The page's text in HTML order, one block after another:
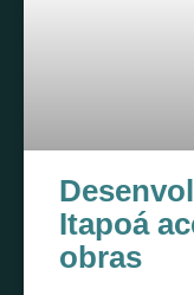
Itapoá
obras